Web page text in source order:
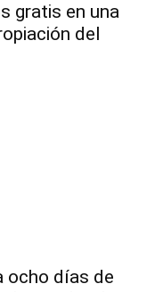
gratis en una
del
ocho días de